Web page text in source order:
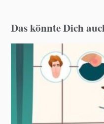
Das könnte Dich